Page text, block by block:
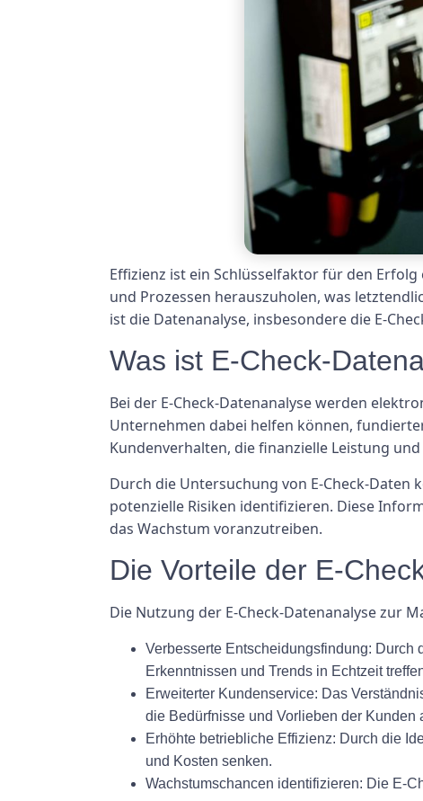
Effizienz ist ein Schlüsselfaktor für den
und Prozessen herauszuholen, was
ist die Datenanalyse, insbesondere die E-
Was ist E-Check-
Bei der E-Check-Datenanalyse werden
Unternehmen dabei helfen können,
Kundenverhalten, die finanzielle Leistung
Durch die Untersuchung von E-Check-
potenzielle Risiken identifizieren. Diese
das Wachstum voranzutreiben.
Die Vorteile der E-
Die Nutzung der E-Check-Datenanalyse zur
Verbesserte Entscheidungsfindung: Durch
Erkenntnissen und Trends in Echtzeit
Erweiterter Kundenservice: Das
die Bedürfnisse und Vorlieben der Kunden
Erhöhte betriebliche Effizienz: Durch die
und Kosten senken.
Wachstumschancen identifizieren: Die E-